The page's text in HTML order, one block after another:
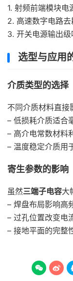
1. 射频前端模块电
2. 高速数字电路去
3. 开关电源输出级
选型与应用
介质类型的选择
不同介质材料直接
– 低损耗介质适合
– 高介电常数材料
– 温度稳定介质用
寄生参数的影响
虽然三端子电容大
– 焊盘布局影响高
– 过孔位置改变电
– 接地平面的完整
 